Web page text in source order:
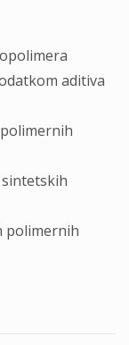
aditiva
polimernih